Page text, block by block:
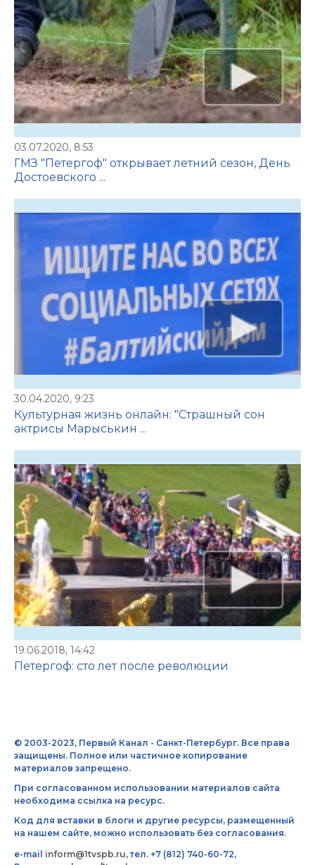
03.07.2020, 8:53
ГМЗ "Петергоф" открывает летний сезон, День
Достоевского ...
30.04.2020, 9:23
Культурная жизнь онлайн: "Страшный сон
актрисы Марыськин ...
19.06.2018, 14:42
Петергоф: сто лет после революции
© 2003-2023, Первый Канал - Санкт-Петербург. Все права
защищены. Полное или частичное копирование
материалов запрещено.
При согласованном использовании материалов сайта
необходима ссылка на ресурс.
Код для вставки в блоги и другие ресурсы, размещенный
на нашем сайте, можно использовать без согласования.
e-mail inform@1tvspb.ru, тел. +7 (812) 740-60-72,